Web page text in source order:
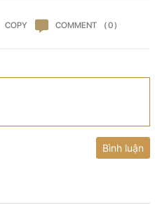
COPY COMMENT ( 0 )
Bình luận